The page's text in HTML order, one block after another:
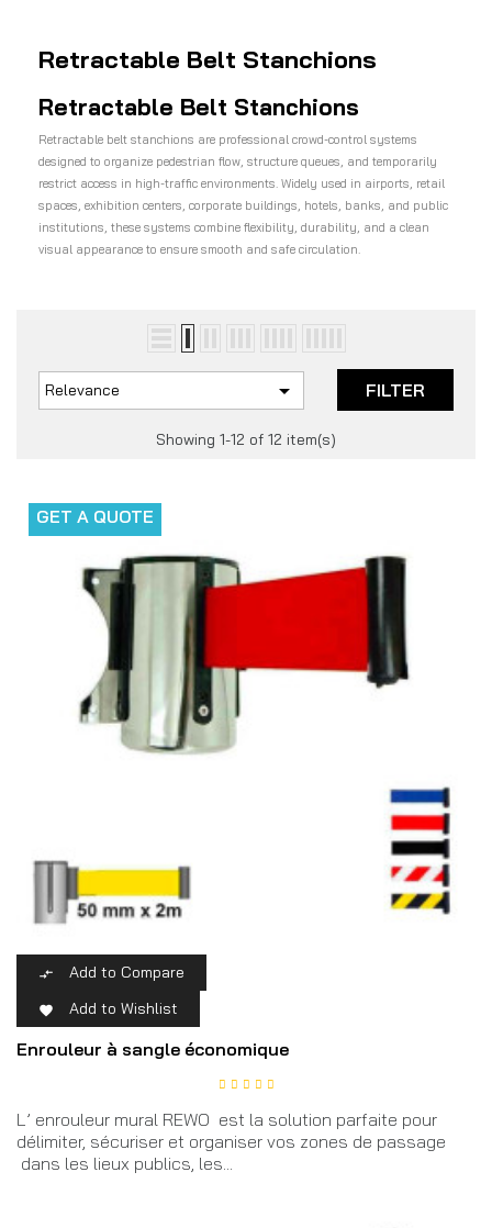
Retractable Belt Stanchions
Retractable Belt Stanchions
Retractable belt stanchions are professional crowd-control systems
designed to organize pedestrian flow, structure queues, and temporarily
restrict access in high-traffic environments. Widely used in airports, retail
spaces, exhibition centers, corporate buildings, hotels, banks, and public
institutions, these systems combine flexibility, durability, and a clean
visual appearance to ensure smooth and safe circulation.
Relevance  FILTER
Showing 1-12 of 12 item(s)
GET A QUOTE
 Add to Compare
 Add to Wishlist
Enrouleur à sangle économique
L’ enrouleur mural REWO est la solution parfaite pour
délimiter, sécuriser et organiser vos zones de passage
dans les lieux publics, les...